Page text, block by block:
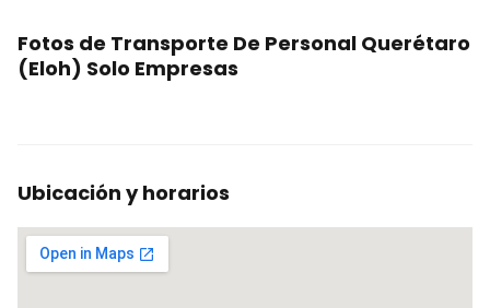
Fotos de Transporte De Personal Querétaro
(Eloh) Solo Empresas
Ubicación y horarios